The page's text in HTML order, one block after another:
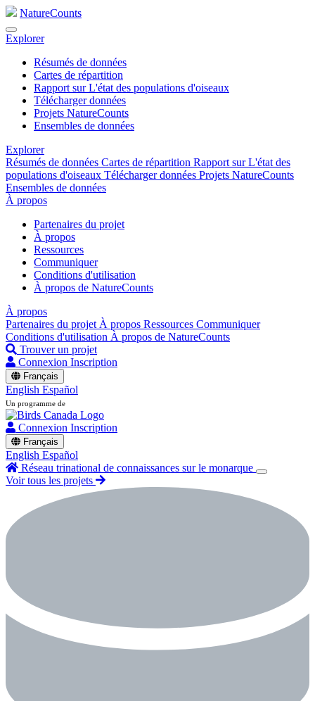
NatureCounts
Explorer
Résumés de données
Cartes de répartition
Rapport sur L'état des populations d'oiseaux
Télécharger données
Projets NatureCounts
Ensembles de données
Explorer
Résumés de données Cartes de répartition Rapport sur L'état des
populations d'oiseaux Télécharger données Projets NatureCounts
Ensembles de données
À propos
Partenaires du projet
À propos
Ressources
Communiquer
Conditions d'utilisation
À propos de NatureCounts
À propos
Partenaires du projet À propos Ressources Communiquer
Conditions d'utilisation À propos de NatureCounts
Trouver un projet
Connexion Inscription
Français
English Español
Un programme de
Connexion Inscription
Français
English Español
Réseau trinational de connaissances sur le monarque
Voir tous les projets